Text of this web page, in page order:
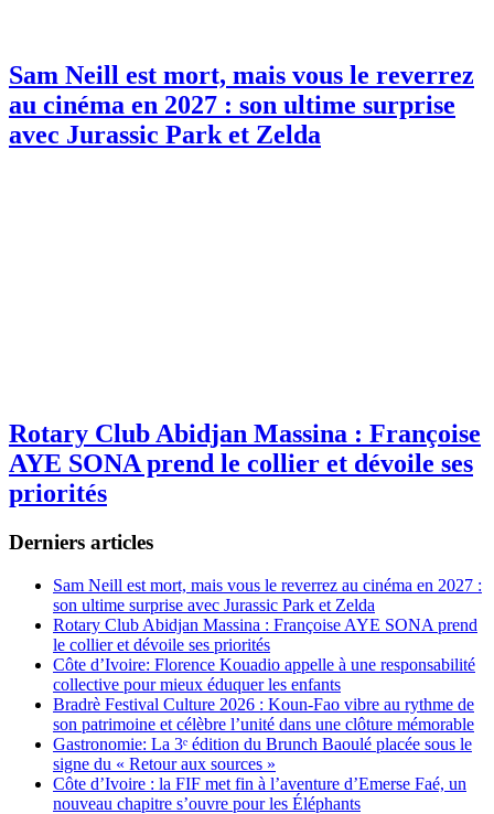
Sam Neill est mort, mais vous le reverrez
au cinéma en 2027 : son ultime surprise
avec Jurassic Park et Zelda
Rotary Club Abidjan Massina : Françoise
AYE SONA prend le collier et dévoile ses
priorités
Derniers articles
Sam Neill est mort, mais vous le reverrez au cinéma en 2027 :
son ultime surprise avec Jurassic Park et Zelda
Rotary Club Abidjan Massina : Françoise AYE SONA prend
le collier et dévoile ses priorités
Côte d’Ivoire: Florence Kouadio appelle à une responsabilité
collective pour mieux éduquer les enfants
Bradrè Festival Culture 2026 : Koun-Fao vibre au rythme de
son patrimoine et célèbre l’unité dans une clôture mémorable
Gastronomie: La 3ᵉ édition du Brunch Baoulé placée sous le
signe du « Retour aux sources »
Côte d’Ivoire : la FIF met fin à l’aventure d’Emerse Faé, un
nouveau chapitre s’ouvre pour les Éléphants